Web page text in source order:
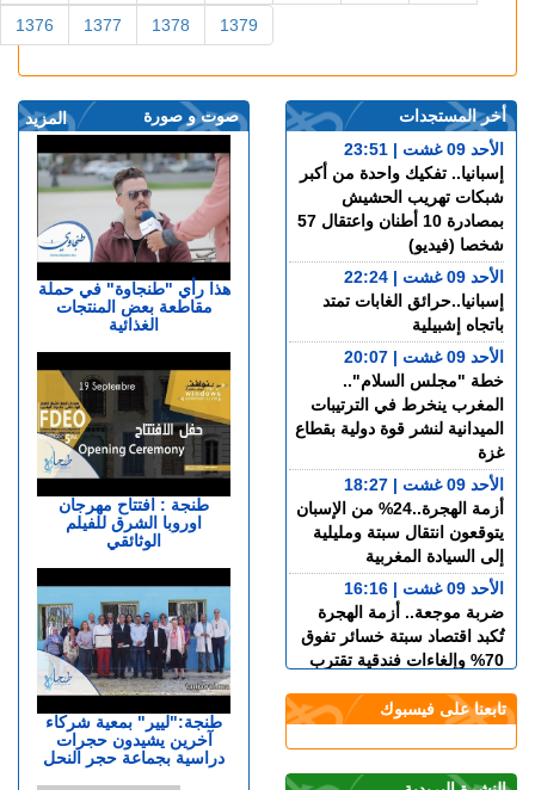
1376 1377 1378 1379
المزيد صوت و صورة
هذا رأي "طنجاوة" في حملة
مقاطعة بعض المنتجات
الغذائية
طنجة : افتتاح مهرجان
اوروبا الشرق للفيلم
الوثائقي
طنجة:"ليير" بمعية شركاء
آخرين يشيدون حجرات
دراسية بجماعة حجر النحل
أخر المستجدات
الأحد 09 غشت | 23:51
إسبانيا.. تفكيك واحدة من أكبر
شبكات تهريب الحشيش
بمصادرة 10 أطنان واعتقال 57
شخصا (فيديو)
الأحد 09 غشت | 22:24
إسبانيا..حرائق الغابات تمتد
باتجاه إشبيلية
الأحد 09 غشت | 20:07
خطة "مجلس السلام"..
المغرب ينخرط في الترتيبات
الميدانية لنشر قوة دولية بقطاع
غزة
الأحد 09 غشت | 18:27
أزمة الهجرة..24% من الإسبان
يتوقعون انتقال سبتة ومليلية
إلى السيادة المغربية
الأحد 09 غشت | 16:16
ضربة موجعة.. أزمة الهجرة
تُكبد اقتصاد سبتة خسائر تفوق
70% وإلغاءات فندقية تقترب
الأحد 09 غشت | 14:32
تابعنا على فيسبوك